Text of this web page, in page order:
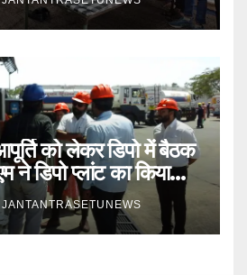
को लेकर डिपो में बैठक
ने डिपो प्लांट का किया
JANTANTRASETUNEWS